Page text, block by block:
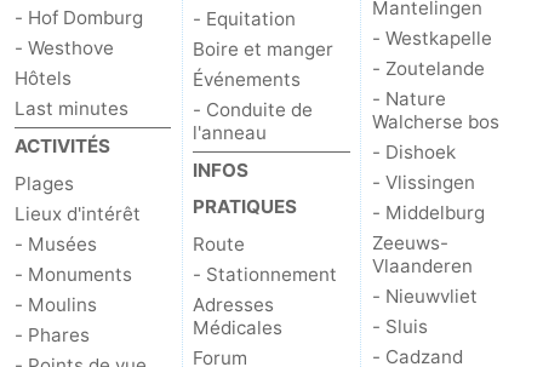
Haamstede
Nature
Kop
van
Schouwen
Walcheren
-
Veere
-
Nature
Oranjezon
-
Oostkapelle
-
Nature
de
-
Westkapelle
- Hof Domburg
- Westhove
Hôtels
Last minutes
ACTIVITÉS
Plages
Lieux d'intérêt
- Musées
- Monuments
- Moulins
- Phares
- Equitation
Boire et manger
Événements
- Conduite de
l'anneau
INFOS
PRATIQUES
Route
- Stationnement
Adresses
Médicales
Forum
Mantelingen
- Westkapelle
- Zoutelande
- Nature
Walcherse bos
- Dishoek
- Vlissingen
- Middelburg
Zeeuws-
Vlaanderen
- Nieuwvliet
- Sluis
- Cadzand